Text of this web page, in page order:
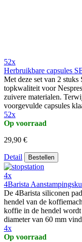
52x
Herbruikbare capsules
Met deze set van 2
topkwaliteit voor
zuivere materialen.
voorgevulde capsules
52x
Op voorraad
29,90 €
Detail Bestellen
4x
4Barista
De 4Barista siliconen
hendel van de
koffie in de hendel
diameter van 60 mm
4x
Op voorraad